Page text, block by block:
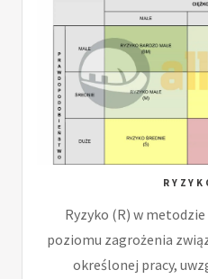
Ryzyko (R) w
poziomu zagrożenia
określonej pracy,